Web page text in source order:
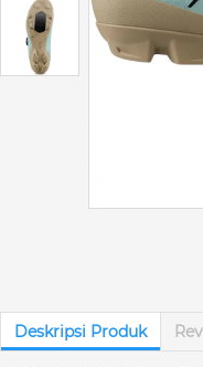
Deskripsi Produk